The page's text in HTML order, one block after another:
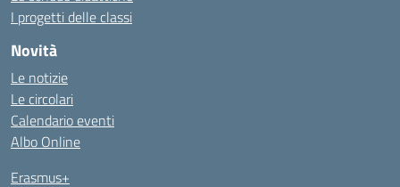
I progetti delle classi
Novità
Le notizie
Le circolari
Calendario eventi
Albo Online
Erasmus+